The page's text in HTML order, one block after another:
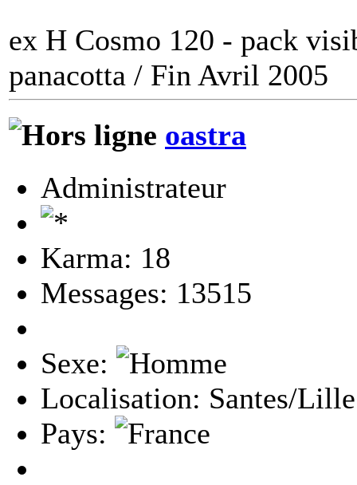
ex H Cosmo 120 - pack
panacotta / Fin Avril 2005
oastra
Administrateur
Karma: 18
Messages: 13515
Sexe:
Localisation: Santes/Lille
Pays: